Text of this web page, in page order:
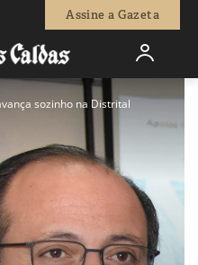
Assine a Gazeta
sozinho na Distrital